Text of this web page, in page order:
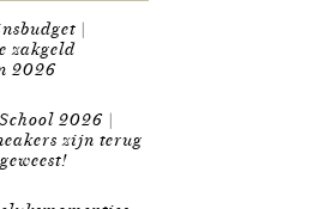
|
zakgeld
2026
2026 |
zijn terug